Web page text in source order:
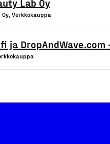
Verkkokauppa
ja